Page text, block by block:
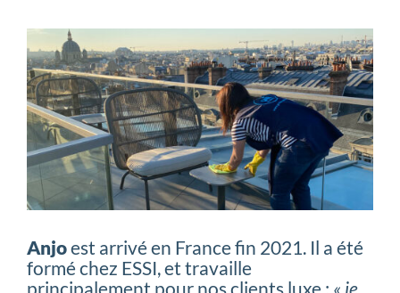
Anjoest arrivé en France fin 2021. Il a été
formé chez ESSI, et travaille
principalement pour nos clients luxe : « je